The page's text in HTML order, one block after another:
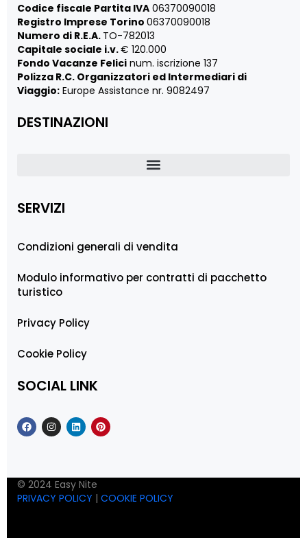
Codice fiscale Partita IVA 06370090018
Registro Imprese Torino 06370090018
Numero di R.E.A. TO-782013
Capitale sociale i.v.€ 120.000
Fondo Vacanze Felici num. iscrizione 137
Polizza R.C. Organizzatori ed Intermediari di
Viaggio: Europe Assistance nr. 9082497
DESTINAZIONI
SERVIZI
Condizioni generali di vendita
Modulo informativo per contratti di pacchetto
turistico
Privacy Policy
Cookie Policy
SOCIAL LINK
© 2024 Easy Nite
PRIVACY POLICY | COOKIE POLICY